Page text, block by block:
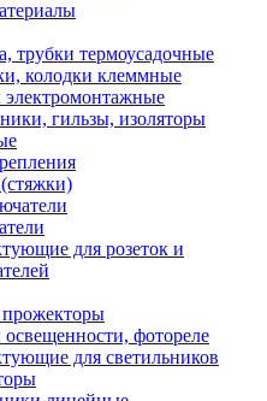
трубки термоусадочные
колодки клеммные
электромонтажные
гильзы, изоляторы
для розеток и
фотореле
для светильников